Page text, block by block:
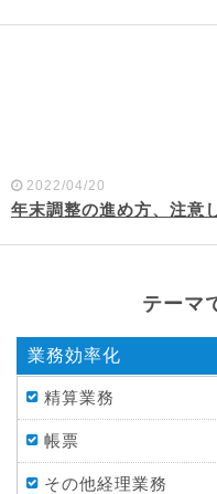
2022/04/20
年末調整の進め方、注意
テーマ
業務効率化
精算業務
帳票
その他経理業務